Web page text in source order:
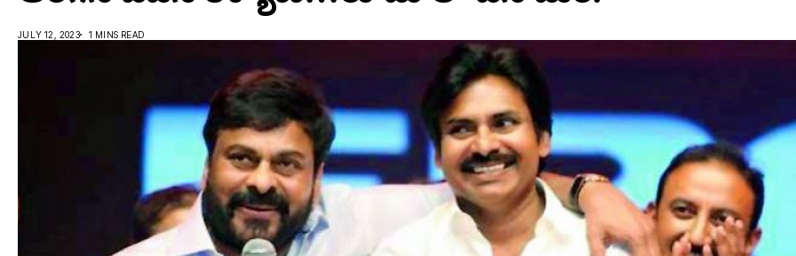
JULY 12, 2023 1 MINS READ